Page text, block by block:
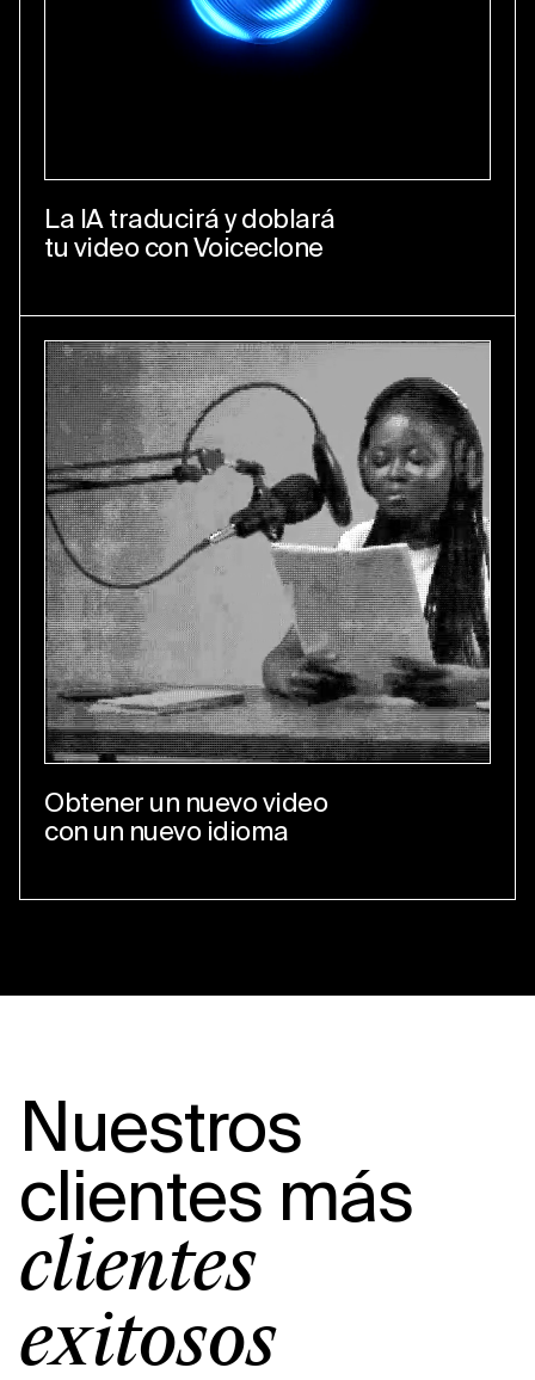
La IA traducirá y doblará
tu video con Voiceclone
Obtener un nuevo video
con un nuevo idioma
Nuestros
clientes más
clientes
exitosos